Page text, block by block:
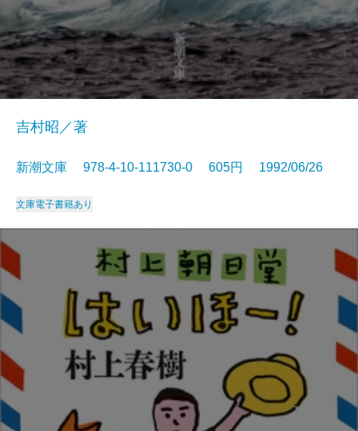
吉村昭／著
新潮文庫 978-4-10-111730-0 605円 1992/06/26
文庫電子書籍あり